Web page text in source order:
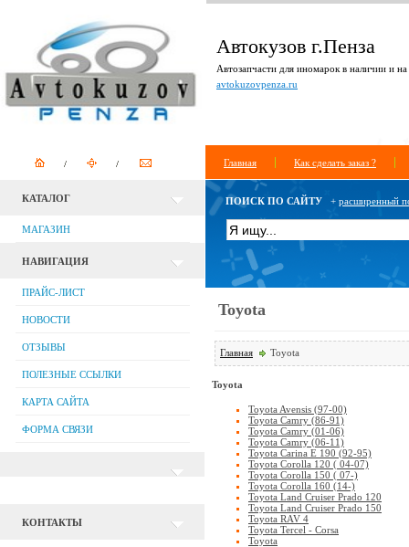
Автокузов г.Пенза
Автозапчасти для иномарок в наличии и на
avtokuzovpenza.ru
Главная Как сделать заказ ?
КАТАЛОГ
МАГАЗИН
НАВИГАЦИЯ
ПРАЙС-ЛИСТ
НОВОСТИ
ОТЗЫВЫ
ПОЛЕЗНЫЕ ССЫЛКИ
КАРТА САЙТА
ФОРМА СВЯЗИ
КОНТАКТЫ
ПОИСК ПО САЙТУ + расширенный
Toyota
Главная Toyota
Toyota
Toyota Avensis (97-00)
Toyota Camry (86-91)
Toyota Camry (01-06)
Toyota Camry (06-11)
Toyota Carina E 190 (92-95)
Toyota Corolla 120 ( 04-07)
Toyota Corolla 150 ( 07-)
Toyota Corolla 160 (14-)
Toyota Land Cruiser Prado 120
Toyota Land Cruiser Prado 150
Toyota RAV 4
Toyota Tercel - Corsa
Toyota